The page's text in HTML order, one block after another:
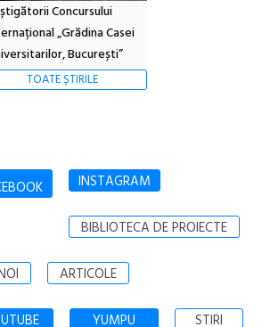
Concursului
„Grădina Casei
București”
TOATE ȘTIRILE
INSTAGRAM
BIBLIOTECA DE PROIECTE
ARTICOLE
YUMPU STIRI